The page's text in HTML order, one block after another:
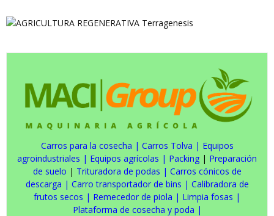
Carros para la cosecha | Carros Tolva | Equipos
agroindustriales | Equipos agrícolas | Packing | Preparación
de suelo | Trituradora de podas | Carros cónicos de
descarga | Carro transportador de bins | Calibradora de
frutos secos | Remecedor de piola | Limpia fosas |
Plataforma de cosecha y poda |